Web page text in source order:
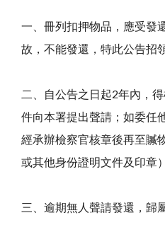
一、冊列扣押物品，應受發
故，不能發還，特此公告招
二、自公告之日起2年內，
件向本署提出聲請；如委任
經承辦檢察官核章後再至贓
或其他身份證明文件及印章
三、逾期無人聲請發還，歸